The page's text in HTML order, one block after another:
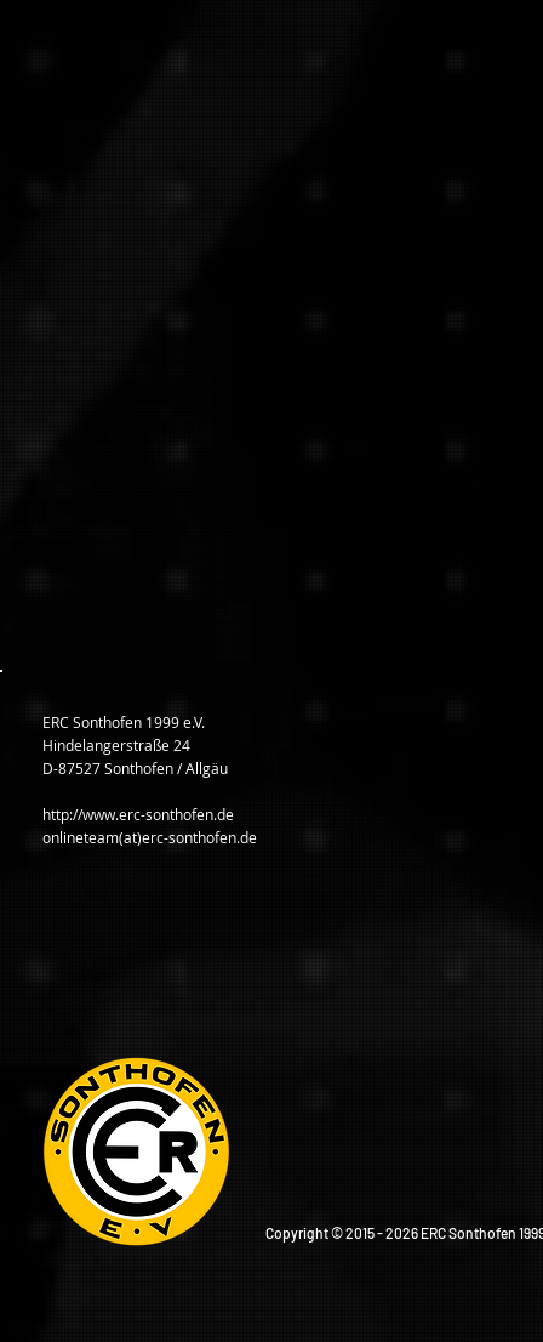
ERC Sonthofen 1999 e.V.
Hindelangerstraße 24
D-87527 Sonthofen / Allgäu
http://www.erc-sonthofen.de
onlineteam(at)erc-sonthofen.de
Copyright © 2015 - 2026 ERC Sonthofen